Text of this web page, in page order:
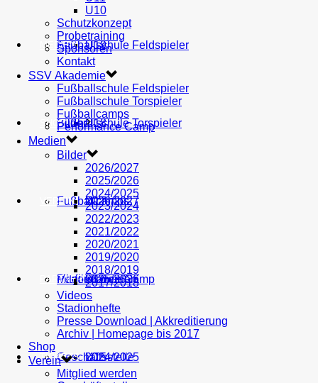
AH U19
U18
U17
U16
U15
Fußballschule Feldspieler
Fußballschule Torspieler
Fußballcamps
Performance Camp
MEDIEN
Bilder
2026/2027
2025/2026
2024/2025
SHOP
VEREIN
Mitglied werden
Geschäftsstelle
PARTNER
TICKETS
U10
Schutzkonzept
Probetraining
Sponsoren
Kontakt
SSV Akademie
Fußballschule Feldspieler
Fußballschule Torspieler
Fußballcamps
Performance Camp
Medien
Bilder
2026/2027
2025/2026
2024/2025
2023/2024
2022/2023
2021/2022
2020/2021
2019/2020
2018/2019
2017/2018
Videos
Stadionhefte
Presse Download | Akkreditierung
Archiv | Homepage bis 2017
Shop
Verein
Mitglied werden